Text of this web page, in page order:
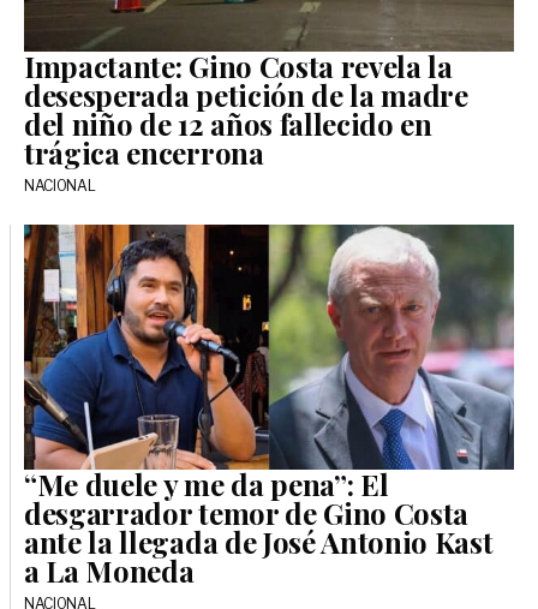
Impactante: Gino Costa revela la
desesperada petición de la madre
del niño de 12 años fallecido en
trágica encerrona
NACIONAL
“Me duele y me da pena”: El
desgarrador temor de Gino Costa
ante la llegada de José Antonio Kast
a La Moneda
NACIONAL